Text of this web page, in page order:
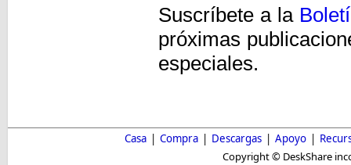
Suscríbete a la
próximas
especiales.
Casa | Compra | Descargas | Apoyo |
Copyright © DeskShare